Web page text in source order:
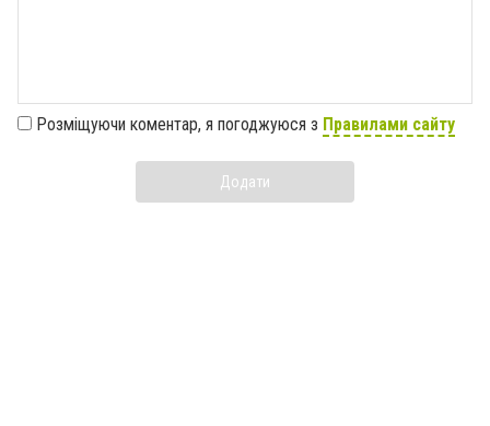
Розміщуючи коментар, я погоджуюся з Правилами сайту
Додати